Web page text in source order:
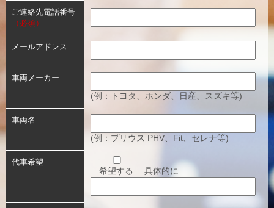
ご連絡先電話番号
（必須）
メールアドレス
車両メーカー
(例：トヨタ、ホンダ、日産、スズキ等)
車両名
(例：プリウス PHV、Fit、セレナ等)
代車希望
希望する 具体的に